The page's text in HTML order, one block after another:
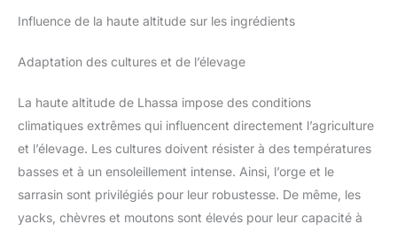
Influence de la haute altitude sur les ingrédients
Adaptation des cultures et de l’élevage
La haute altitude de Lhassa impose des conditions
climatiques extrêmes qui influencent directement l’agriculture
et l’élevage. Les cultures doivent résister à des températures
basses et à un ensoleillement intense. Ainsi, l’orge et le
sarrasin sont privilégiés pour leur robustesse. De même, les
yacks, chèvres et moutons sont élevés pour leur capacité à